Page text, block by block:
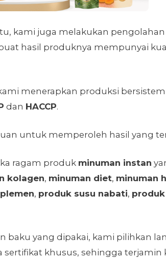
kami juga melakukan
hasil produknya mempunyai
menerapkan produksi
dan HACCP.
untuk memperoleh hasil yang
ragam produk minuman instan
kolagen, minuman diet, minuman
, produk susu nabati,
baku yang dipakai, kami pilihkan
sertifikat khusus, sehingga terjamin